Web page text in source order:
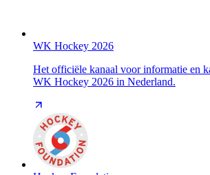
WK Hockey 2026
Het officiële kanaal voor informatie en
WK Hockey 2026 in Nederland.